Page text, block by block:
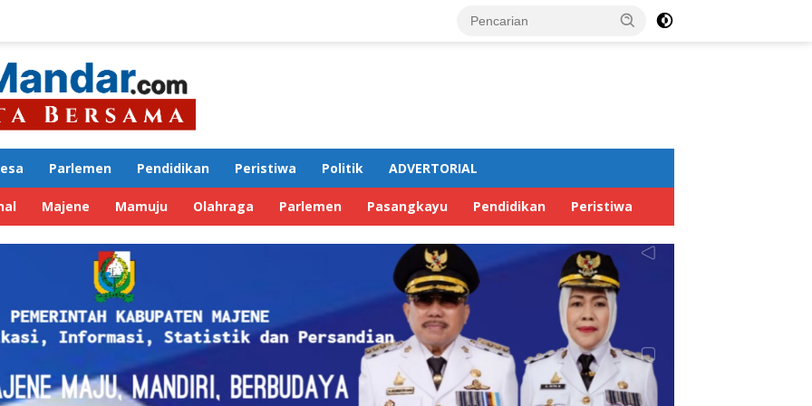
Parlemen Pendidikan Peristiwa Politik ADVERTORIAL
Majene Mamuju Olahraga Parlemen Pasangkayu Pendidikan Peristiwa